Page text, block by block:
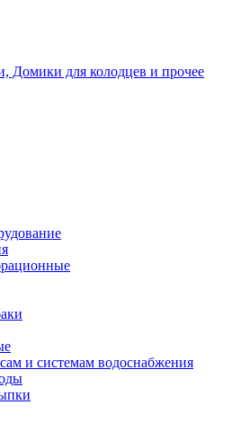
Домики для колодцев и прочее
и системам водоснабжения